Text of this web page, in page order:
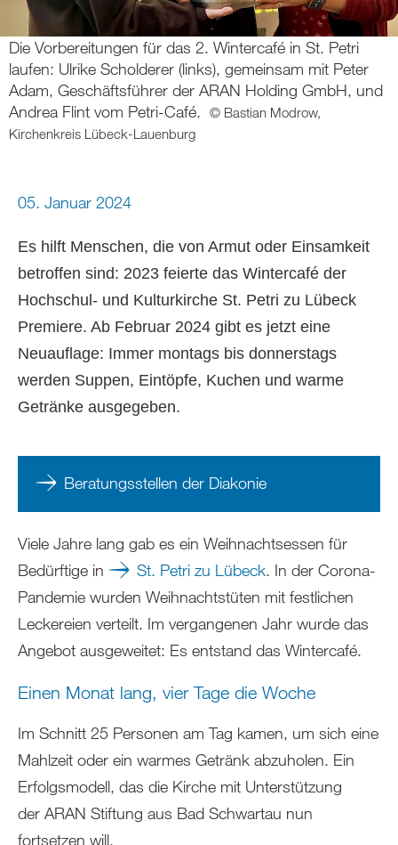
Die Vorbereitungen für das 2. Wintercafé in St. Petri
laufen: Ulrike Scholderer (links), gemeinsam mit Peter
Adam, Geschäftsführer der ARAN Holding GmbH, und
Andrea Flint vom Petri-Café.
© Bastian Modrow,
Kirchenkreis Lübeck-Lauenburg
05. Januar 2024
Es hilft Menschen, die von Armut oder Einsamkeit
betroffen sind: 2023 feierte das Wintercafé der
Hochschul- und Kulturkirche St. Petri zu Lübeck
Premiere. Ab Februar 2024 gibt es jetzt eine
Neuauflage: Immer montags bis donnerstags
werden Suppen, Eintöpfe, Kuchen und warme
Getränke ausgegeben.
Beratungsstellen der Diakonie
Viele Jahre lang gab es ein Weihnachtsessen für
Bedürftige in
St. Petri zu Lübeck. In der Corona-
Pandemie wurden Weihnachtstüten mit festlichen
Leckereien verteilt. Im vergangenen Jahr wurde das
Angebot ausgeweitet: Es entstand das Wintercafé.
Einen Monat lang, vier Tage die Woche
Im Schnitt 25 Personen am Tag kamen, um sich eine
Mahlzeit oder ein warmes Getränk abzuholen. Ein
Erfolgsmodell, das die Kirche mit Unterstützung
der ARAN Stiftung aus Bad Schwartau nun
fortsetzen will.